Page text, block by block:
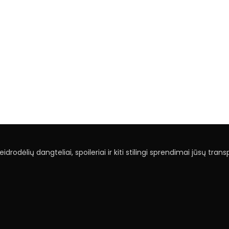
dangteliai, spoileriai ir kiti stilingi sprendimai jūsų